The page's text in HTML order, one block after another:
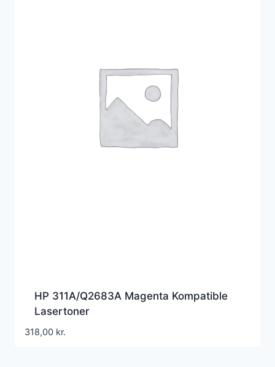
HP 311A/Q2683A Magenta Kompatible
Lasertoner
318,00 kr.